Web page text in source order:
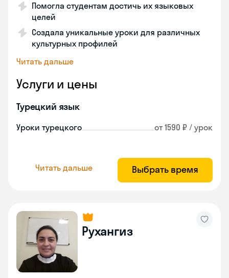
Помогла студентам достичь их языковых
целей
Создала уникальные уроки для различных
культурных профилей
Читать дальше
Услуги и цены
Турецкий язык
Уроки турецкого от 1590 ₽ / урок
Читать дальше Выбрать время
Рухангиз